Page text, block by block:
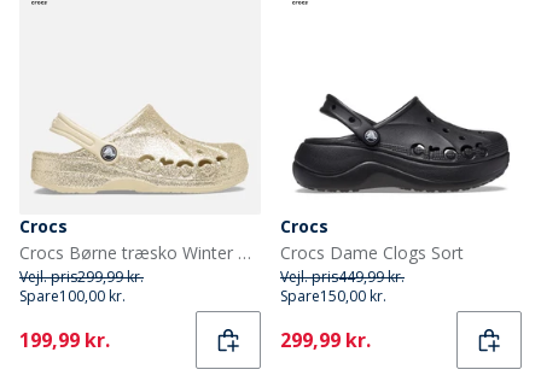
Crocs
Crocs Børne træsko Winter White
Vejl. pris299,99 kr.
Spare100,00 kr.
Current
199,99 kr.
Crocs
Crocs Dame Clogs Sort
Vejl. pris449,99 kr.
Spare150,00 kr.
Current
299,99 kr.